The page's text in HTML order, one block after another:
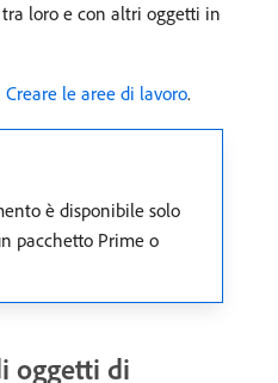
loro e con altri oggetti in
Creare le aree di lavoro.
è disponibile solo
pacchetto Prime o
oggetti di